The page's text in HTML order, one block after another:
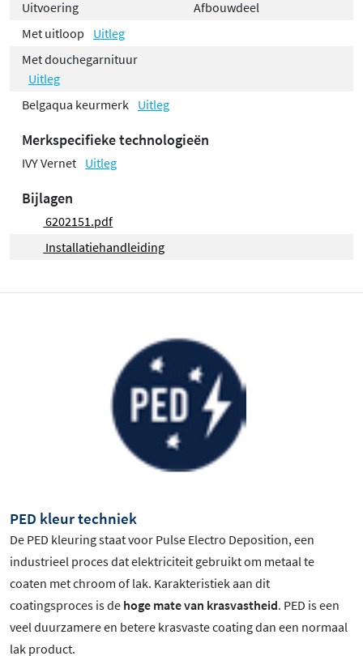
Uitvoering
Afbouwdeel
Met uitloop
Uitleg
Met douchegarnituur
Uitleg
Belgaqua keurmerk Uitleg
Merkspecifieke technologieën
IVY Vernet Uitleg
Bijlagen
6202151.pdf
Installatiehandleiding
PED kleur techniek
De PED kleuring staat voor Pulse Electro Deposition, een
industrieel proces dat elektriciteit gebruikt om metaal te
coaten met chroom of lak. Karakteristiek aan dit
coatingsproces is de hoge mate van krasvastheid. PED is een
veel duurzamere en betere krasvaste coating dan een normaal
lak product.